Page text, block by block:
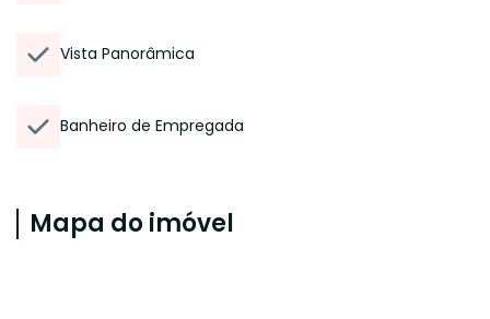
Vista Panorâmica
Banheiro de Empregada
Mapa do imóvel